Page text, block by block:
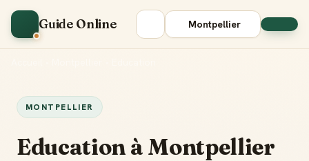
Guide Online Montpellier
MONTPELLIER
Education à Montpellier